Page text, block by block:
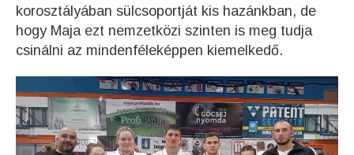
korosztályában sülcsoportját kis hazánkban, de
hogy Maja ezt nemzetközi szinten is meg tudja
csinálni az mindenféleképpen kiemelkedő.